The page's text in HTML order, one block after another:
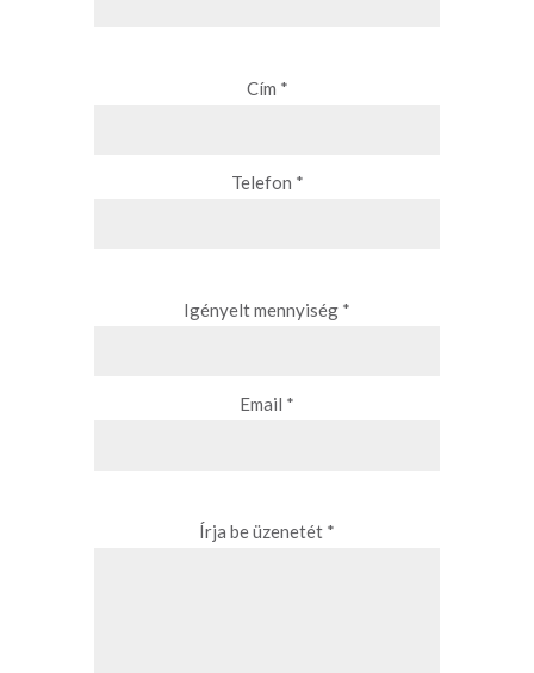
Cím *
Telefon *
Igényelt mennyiség *
Email *
Írja be üzenetét *